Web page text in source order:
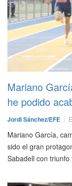
Mariano
he podido
Jordi Sánchez/EFE
Mariano García,
sido el gran
Sabadell con